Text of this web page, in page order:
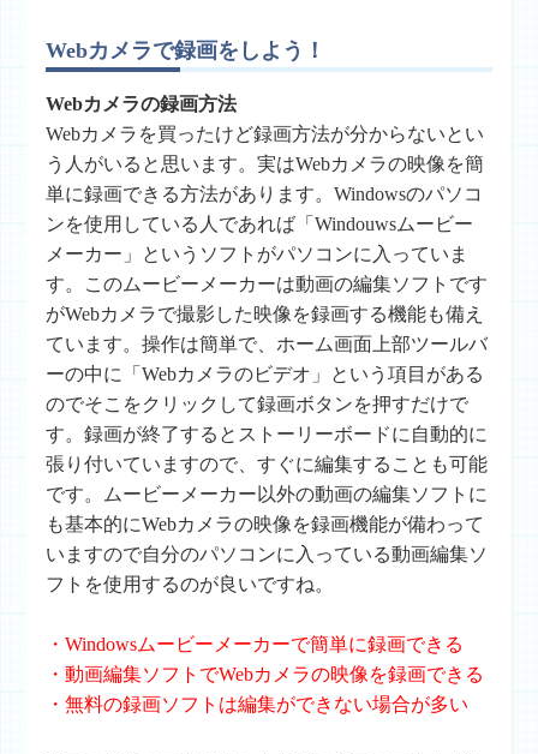
Webカメラで録画をしよう！
Webカメラの録画方法
Webカメラを買ったけど録画方法が分からないとい
う人がいると思います。実はWebカメラの映像を簡
単に録画できる方法があります。Windowsのパソコ
ンを使用している人であれば「Windouwsムービー
メーカー」というソフトがパソコンに入っていま
す。このムービーメーカーは動画の編集ソフトです
がWebカメラで撮影した映像を録画する機能も備え
ています。操作は簡単で、ホーム画面上部ツールバ
ーの中に「Webカメラのビデオ」という項目がある
のでそこをクリックして録画ボタンを押すだけで
す。録画が終了するとストーリーボードに自動的に
張り付いていますので、すぐに編集することも可能
です。ムービーメーカー以外の動画の編集ソフトに
も基本的にWebカメラの映像を録画機能が備わって
いますので自分のパソコンに入っている動画編集ソ
フトを使用するのが良いですね。
・Windowsムービーメーカーで簡単に録画できる
・動画編集ソフトでWebカメラの映像を録画できる
・無料の録画ソフトは編集ができない場合が多い